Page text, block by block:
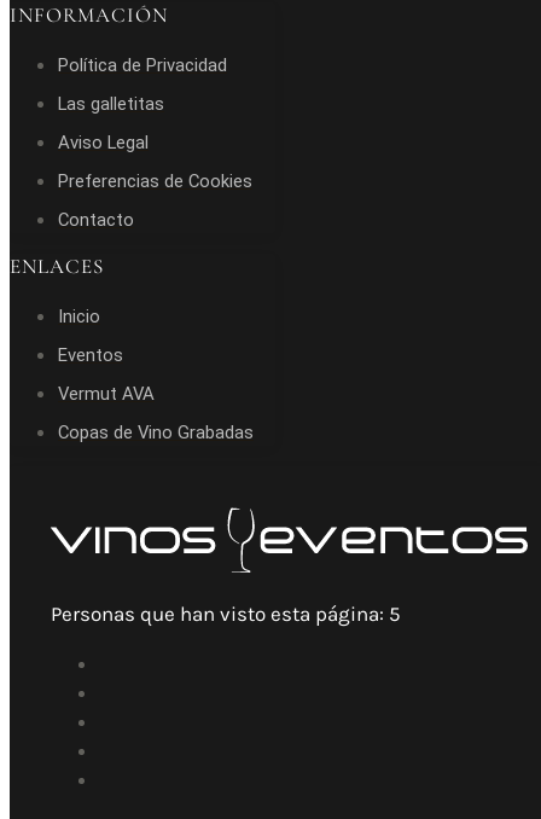
INFORMACIÓN
Política de Privacidad
Las galletitas
Aviso Legal
Preferencias de Cookies
Contacto
ENLACES
Inicio
Eventos
Vermut AVA
Copas de Vino Grabadas
Personas que han visto esta página: 5